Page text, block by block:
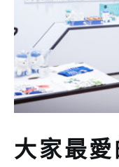
大家最